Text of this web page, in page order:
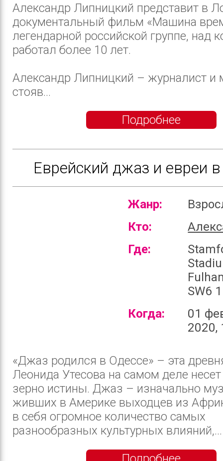
Александр Липницкий представит в
документальный фильм «Машина
легендарной российской группе, над
работал более 10 лет.
Александр Липницкий – журналист и
стояв...
Подробнее
Еврейский джаз и евреи
Жанр:
Кто:
Где:
SW6
Когда:
01
2020,
«Джаз родился в Одессе» – эта
Леонида Утесова на самом деле несет
зерно истины. Джаз – изначально
живших в Америке выходцев из
в себя огромное количество самых
разнообразных культурных влияний,...